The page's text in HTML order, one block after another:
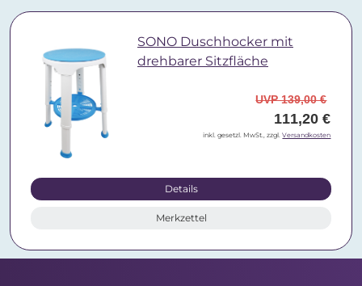
SONO Duschhocker mit
drehbarer Sitzfläche
UVP 139,00 €
111,20 €
inkl. gesetzl. MwSt., zzgl.Versandkosten
Details
Merkzettel